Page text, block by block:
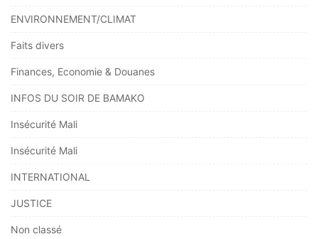
ENVIRONNEMENT/CLIMAT
Faits divers
Finances, Economie & Douanes
INFOS DU SOIR DE BAMAKO
Insécurité Mali
Insécurité Mali
INTERNATIONAL
JUSTICE
Non classé